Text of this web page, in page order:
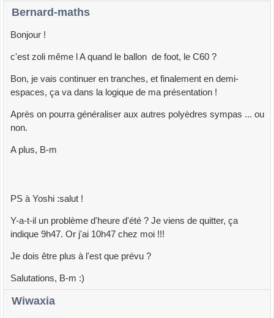
Bernard-maths
Bonjour !
c'est zoli même l A quand le ballon de foot, le C60 ?
Bon, je vais continuer en tranches, et finalement en demi-
espaces, ça va dans la logique de ma présentation !
Après on pourra généraliser aux autres polyèdres sympas ... ou
non.
A plus, B-m
PS à Yoshi :salut !
Y-a-t-il un problème d'heure d'été ? Je viens de quitter, ça
indique 9h47. Or j'ai 10h47 chez moi !!!
Je dois être plus à l'est que prévu ?
Salutations, B-m :)
Wiwaxia